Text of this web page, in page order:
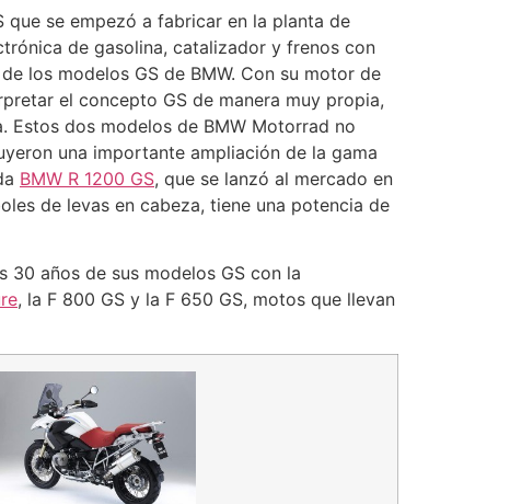
se empezó a fabricar en la planta de
de gasolina, catalizador y frenos con
los modelos GS de BMW. Con su motor de
el concepto GS de manera muy propia,
dos modelos de BMW Motorrad no
una importante ampliación de la gama
BMW R 1200 GS, que se lanzó al mercado en
de levas en cabeza, tiene una potencia de
años de sus modelos GS con la
, la F 800 GS y la F 650 GS, motos que llevan